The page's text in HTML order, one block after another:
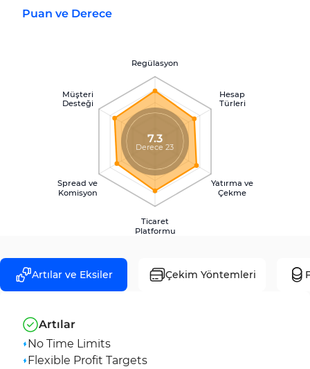
Puan ve Derece
Regülasyon
Hesap
Türleri
Yatırma ve
Çekme
Ticaret
Platformu
Spread ve
Komisyon
Müşteri
Desteği
7.3
Derece 23
Artılar ve Eksiler Çekim Yöntemleri
Artılar
No Time Limits
Flexible Profit Targets